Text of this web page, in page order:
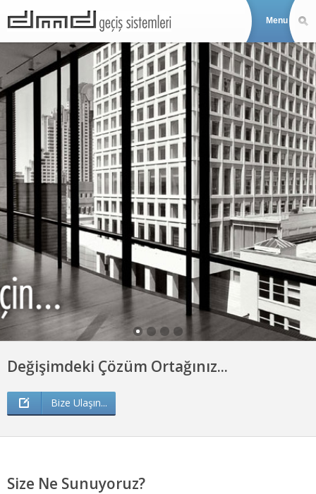
Değişimdeki Çözüm Ortağınız...
Bize Ulaşın...
Size Ne Sunuyoruz?